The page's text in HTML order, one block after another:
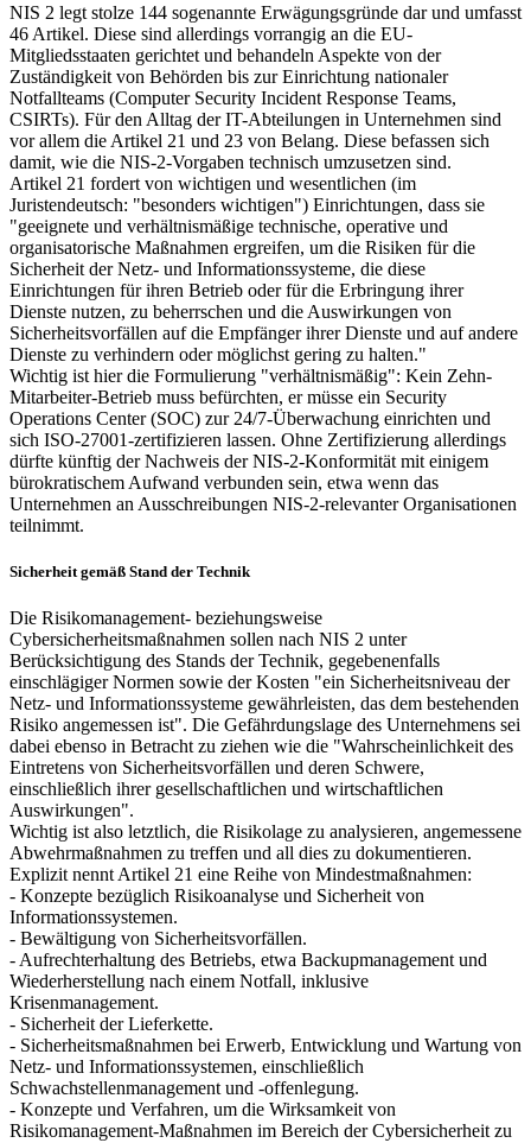
NIS 2 legt stolze 144 sogenannte Erwägungsgründe dar und umfasst
46 Artikel. Diese sind allerdings vorrangig an die EU-
Mitgliedsstaaten gerichtet und behandeln Aspekte von der
Zuständigkeit von Behörden bis zur Einrichtung nationaler
Notfallteams (Computer Security Incident Response Teams,
CSIRTs). Für den Alltag der IT-Abteilungen in Unternehmen sind
vor allem die Artikel 21 und 23 von Belang. Diese befassen sich
damit, wie die NIS-2-Vorgaben technisch umzusetzen sind.
Artikel 21 fordert von wichtigen und wesentlichen (im
Juristendeutsch: "besonders wichtigen") Einrichtungen, dass sie
"geeignete und verhältnismäßige technische, operative und
organisatorische Maßnahmen ergreifen, um die Risiken für die
Sicherheit der Netz- und Informationssysteme, die diese
Einrichtungen für ihren Betrieb oder für die Erbringung ihrer
Dienste nutzen, zu beherrschen und die Auswirkungen von
Sicherheitsvorfällen auf die Empfänger ihrer Dienste und auf andere
Dienste zu verhindern oder möglichst gering zu halten."
Wichtig ist hier die Formulierung "verhältnismäßig": Kein Zehn-
Mitarbeiter-Betrieb muss befürchten, er müsse ein Security
Operations Center (SOC) zur 24/7-Überwachung einrichten und
sich ISO-27001-zertifizieren lassen. Ohne Zertifizierung allerdings
dürfte künftig der Nachweis der NIS-2-Konformität mit einigem
bürokratischem Aufwand verbunden sein, etwa wenn das
Unternehmen an Ausschreibungen NIS-2-relevanter Organisationen
teilnimmt.
Sicherheit gemäß Stand der Technik
Die Risikomanagement- beziehungsweise
Cybersicherheitsmaßnahmen sollen nach NIS 2 unter
Berücksichtigung des Stands der Technik, gegebenenfalls
einschlägiger Normen sowie der Kosten "ein Sicherheitsniveau der
Netz- und Informationssysteme gewährleisten, das dem bestehenden
Risiko angemessen ist". Die Gefährdungslage des Unternehmens sei
dabei ebenso in Betracht zu ziehen wie die "Wahrscheinlichkeit des
Eintretens von Sicherheitsvorfällen und deren Schwere,
einschließlich ihrer gesellschaftlichen und wirtschaftlichen
Auswirkungen".
Wichtig ist also letztlich, die Risikolage zu analysieren, angemessene
Abwehrmaßnahmen zu treffen und all dies zu dokumentieren.
Explizit nennt Artikel 21 eine Reihe von Mindestmaßnahmen:
- Konzepte bezüglich Risikoanalyse und Sicherheit von
Informationssystemen.
- Bewältigung von Sicherheitsvorfällen.
- Aufrechterhaltung des Betriebs, etwa Backupmanagement und
Wiederherstellung nach einem Notfall, inklusive
Krisenmanagement.
- Sicherheit der Lieferkette.
- Sicherheitsmaßnahmen bei Erwerb, Entwicklung und Wartung von
Netz- und Informationssystemen, einschließlich
Schwachstellenmanagement und -offenlegung.
- Konzepte und Verfahren, um die Wirksamkeit von
Risikomanagement-Maßnahmen im Bereich der Cybersicherheit zu